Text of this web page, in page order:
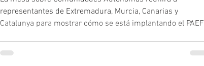
representantes de Extremadura, Murcia, Canarias y
Catalunya para mostrar cómo se está implantando el PAEF